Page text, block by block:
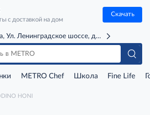
с доставкой на дом
Скачать
Ул. Ленинградское шоссе, д. 71Г (м. Речной
METRO Chef Школа Fine Life
HONI